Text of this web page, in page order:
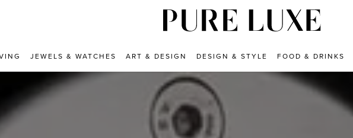
JEWELS & WATCHES ART & DESIGN DESIGN & STYLE FOOD & DRINKS